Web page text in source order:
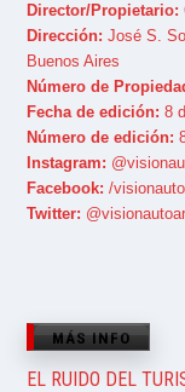
Director/Propietario:
Dirección: José S.
Buenos Aires
Número de
Fecha de edición: 8
Número de edición:
Instagram:
Facebook: /
Twitter:
MÁS INFO
EL RUIDO DEL